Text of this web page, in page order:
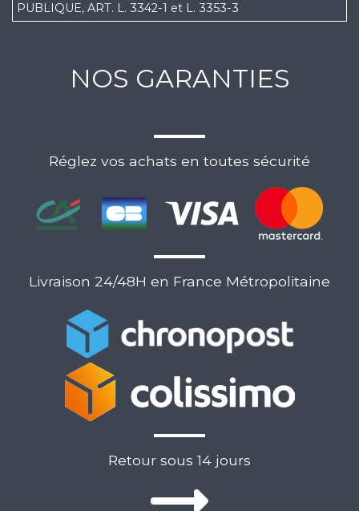
PUBLIQUE, ART. L. 3342-1 et L. 3353-3
NOS GARANTIES
Réglez vos achats en toutes sécurité
Livraison 24/48H en France Métropolitaine
Retour sous 14 jours